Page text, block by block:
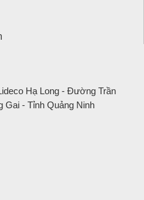
Hạ Long - Đường Trần
- Tỉnh Quảng Ninh